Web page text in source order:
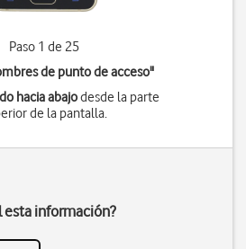
Paso 1 de 25
de punto de acceso"
hacia abajodesde la parte
de la pantalla.
esta información?